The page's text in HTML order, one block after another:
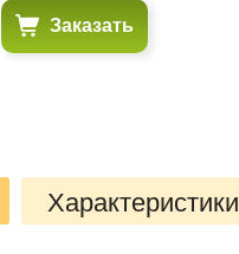
Заказать
Характеристики